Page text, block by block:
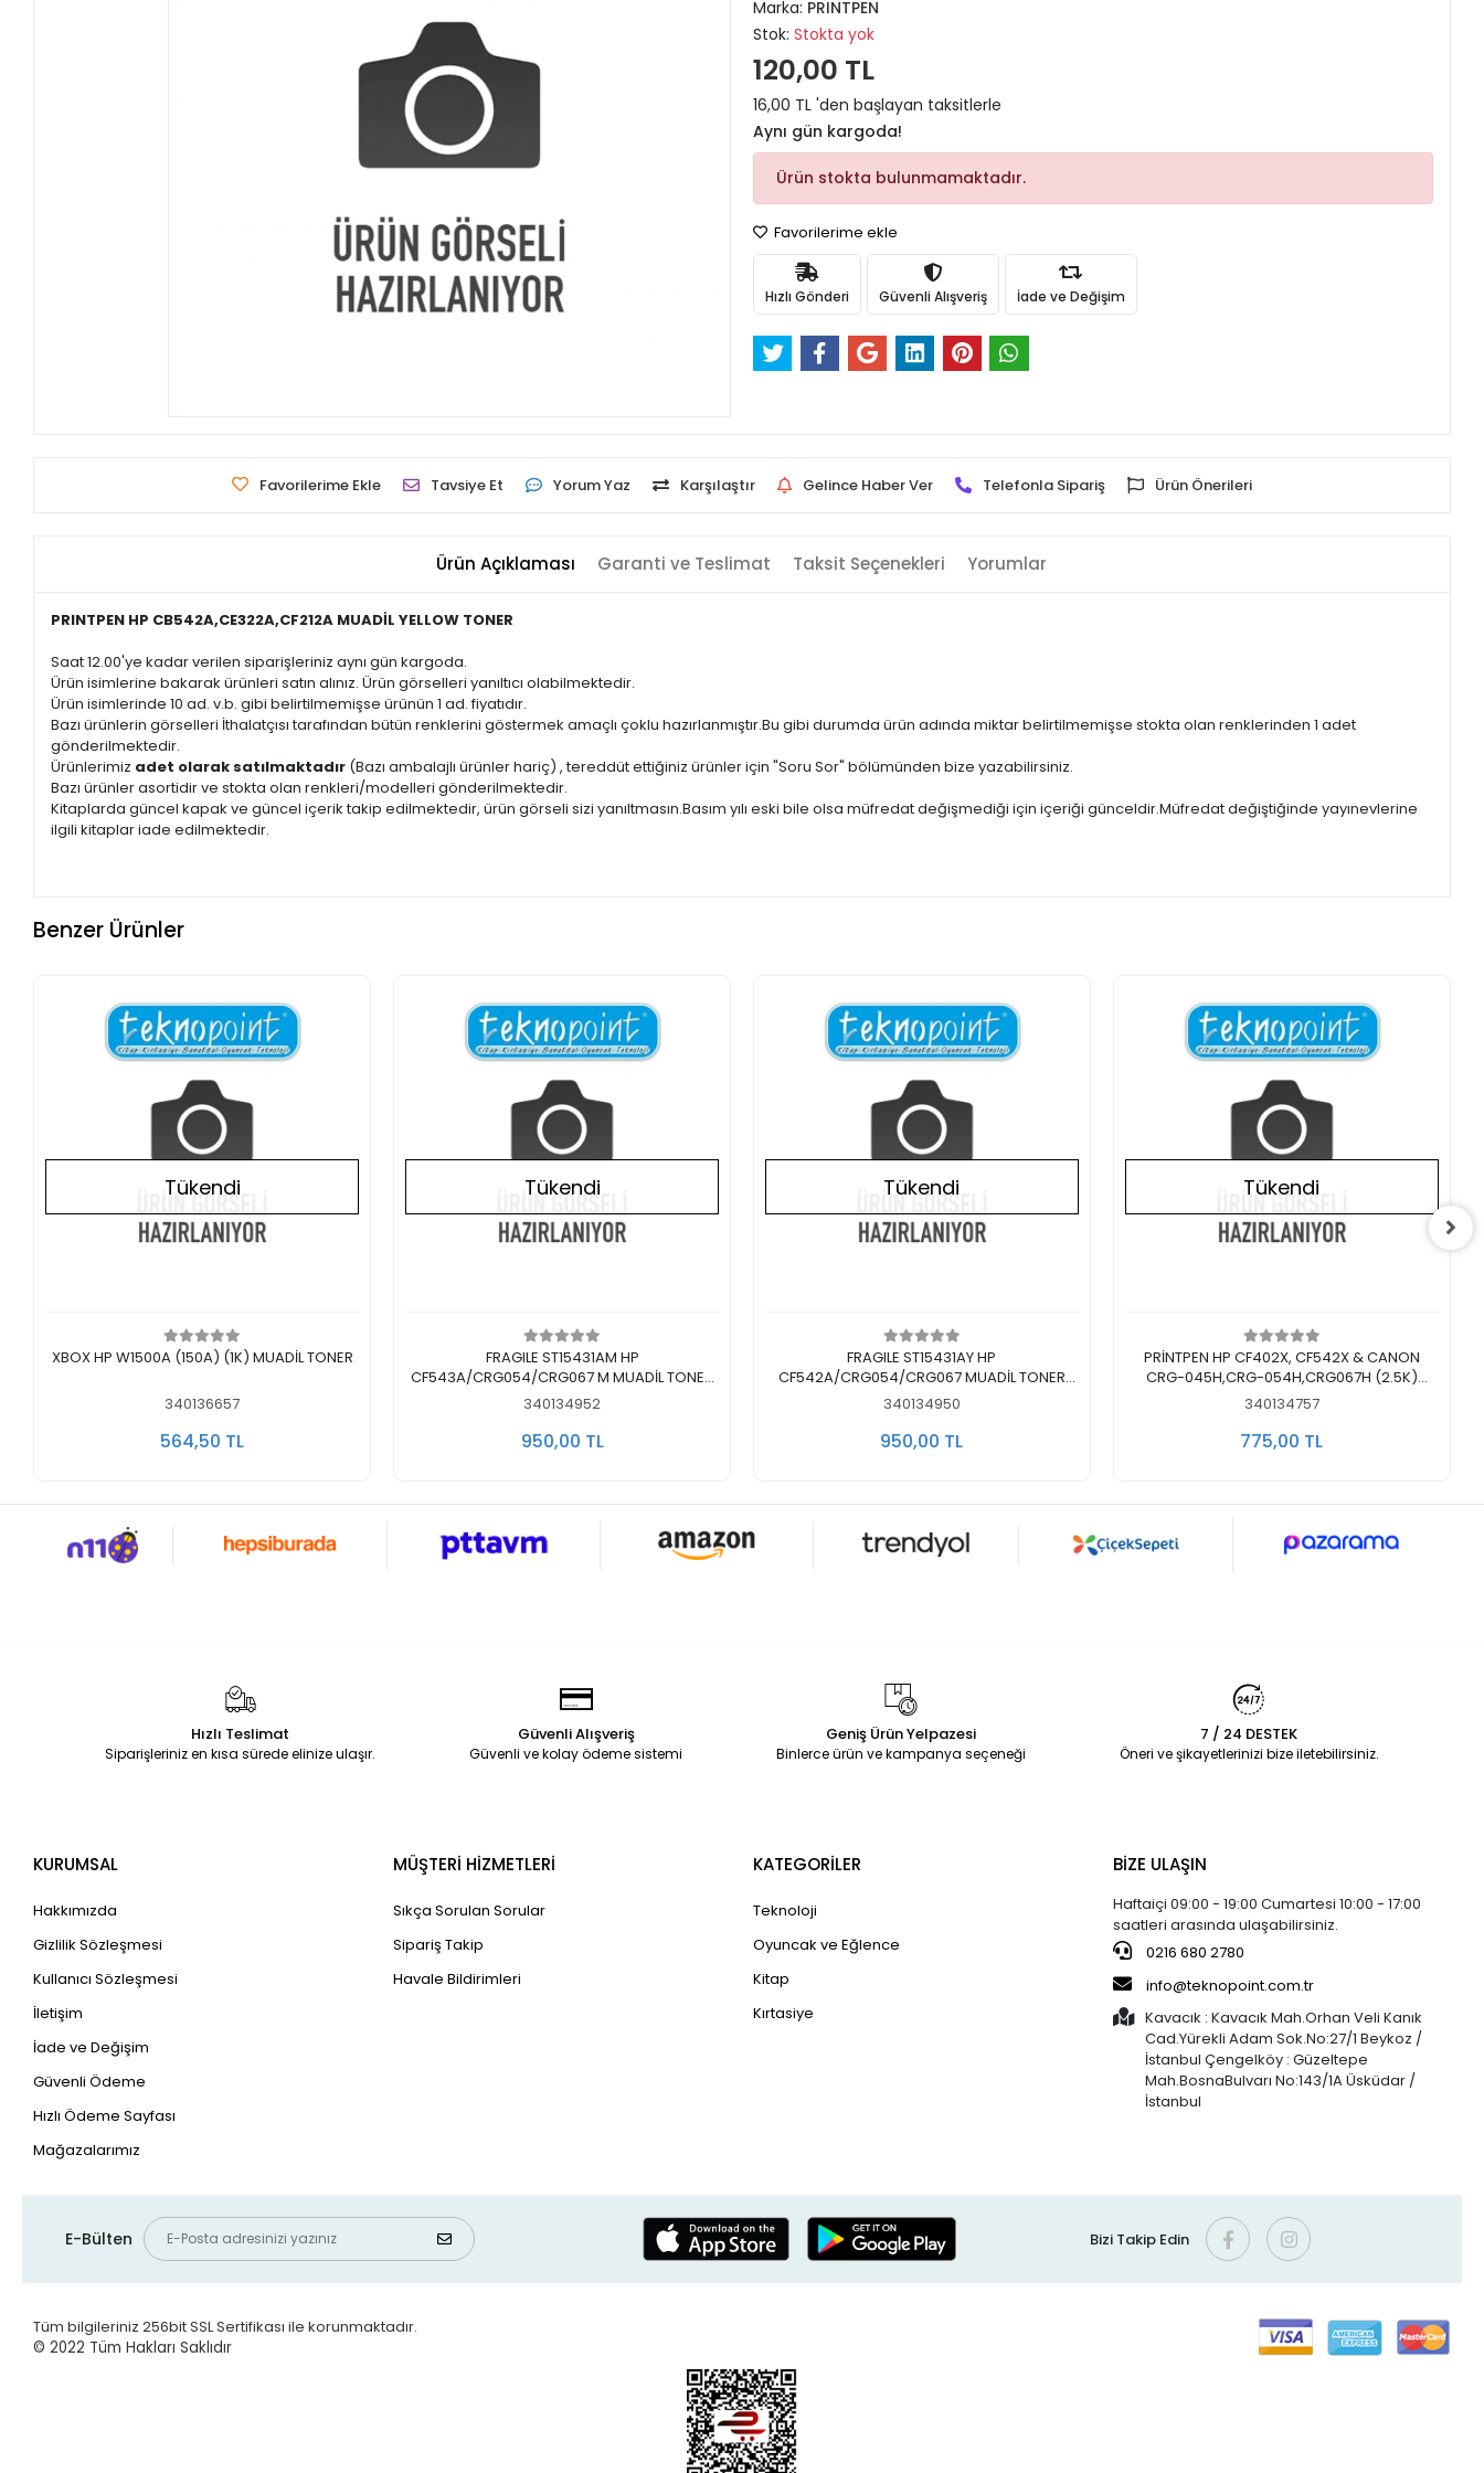
Marka: PRINTPEN
Stok: Stokta yok
120,00 TL
16,00 TL 'den başlayan taksitlerle
Aynı gün kargoda!
Ürün stokta bulunmamaktadır.
Favorilerime ekle
Hızlı Gönderi Güvenli Alışveriş İade ve Değişim
Favorilerime Ekle Tavsiye Et Yorum Yaz Karşılaştır Gelince Haber Ver Telefonla Sipariş Ürün Önerileri
Ürün Açıklaması Garanti ve Teslimat Taksit Seçenekleri Yorumlar
PRINTPEN HP CB542A,CE322A,CF212A MUADİL YELLOW TONER
Saat 12.00'ye kadar verilen siparişleriniz aynı gün kargoda.
Ürün isimlerine bakarak ürünleri satın alınız. Ürün görselleri yanıltıcı olabilmektedir.
Ürün isimlerinde 10 ad. v.b. gibi belirtilmemişse ürünün 1 ad. fiyatıdır.
Bazı ürünlerin görselleri İthalatçısı tarafından bütün renklerini göstermek amaçlı çoklu hazırlanmıştır.Bu gibi durumda ürün adında miktar belirtilmemişse stokta olan renklerinden 1 adet
gönderilmektedir.
Ürünlerimiz adet olarak satılmaktadır (Bazı ambalajlı ürünler hariç) , tereddüt ettiğiniz ürünler için "Soru Sor" bölümünden bize yazabilirsiniz.
Bazı ürünler asortidir ve stokta olan renkleri/modelleri gönderilmektedir.
Kitaplarda güncel kapak ve güncel içerik takip edilmektedir, ürün görseli sizi yanıltmasın.Basım yılı eski bile olsa müfredat değişmediği için içeriği günceldir.Müfredat değiştiğinde yayınevlerine
ilgili kitaplar iade edilmektedir.
Benzer Ürünler
Stokta Yok
Tükendi
XBOX HP W1500A (150A) (1K) MUADİL TONER
340136657
564,50 TL
Stokta Yok
Tükendi
FRAGILE ST15431AM HP
CF543A/CRG054/CRG067 M MUADİL TONER
KIRMIZI
340134952
950,00 TL
Stokta Yok
Tükendi
FRAGILE ST15431AY HP
CF542A/CRG054/CRG067 MUADİL TONER
SARI
340134950
950,00 TL
Stokta Yok
Tükendi
PRİNTPEN HP CF402X, CF542X & CANON
CRG-045H,CRG-054H,CRG067H (2.5K)
MUADİL TONER YELLOW
340134757
775,00 TL
Hızlı Teslimat
Siparişleriniz en kısa sürede elinize ulaşır.
Güvenli Alışveriş
Güvenli ve kolay ödeme sistemi
Geniş Ürün Yelpazesi
Binlerce ürün ve kampanya seçeneği
7 / 24 DESTEK
Öneri ve şikayetlerinizi bize iletebilirsiniz.
KURUMSAL
Hakkımızda
Gizlilik Sözleşmesi
Kullanıcı Sözleşmesi
İletişim
İade ve Değişim
Güvenli Ödeme
Hızlı Ödeme Sayfası
Mağazalarımız
MÜŞTERİ HİZMETLERİ
Sıkça Sorulan Sorular
Sipariş Takip
Havale Bildirimleri
KATEGORİLER
Teknoloji
Oyuncak ve Eğlence
Kitap
Kırtasiye
BİZE ULAŞIN
Haftaiçi 09:00 - 19:00 Cumartesi 10:00 - 17:00
saatleri arasında ulaşabilirsiniz.
0216 680 2780
info@teknopoint.com.tr
Kavacık : Kavacık Mah.Orhan Veli Kanık
Cad.Yürekli Adam Sok.No:27/1 Beykoz /
İstanbul Çengelköy : Güzeltepe
Mah.BosnaBulvarı No:143/1A Üsküdar /
İstanbul
E-Bülten Bizi Takip Edin
Tüm bilgileriniz 256bit SSL Sertifikası ile korunmaktadır.
© 2022 Tüm Hakları Saklıdır